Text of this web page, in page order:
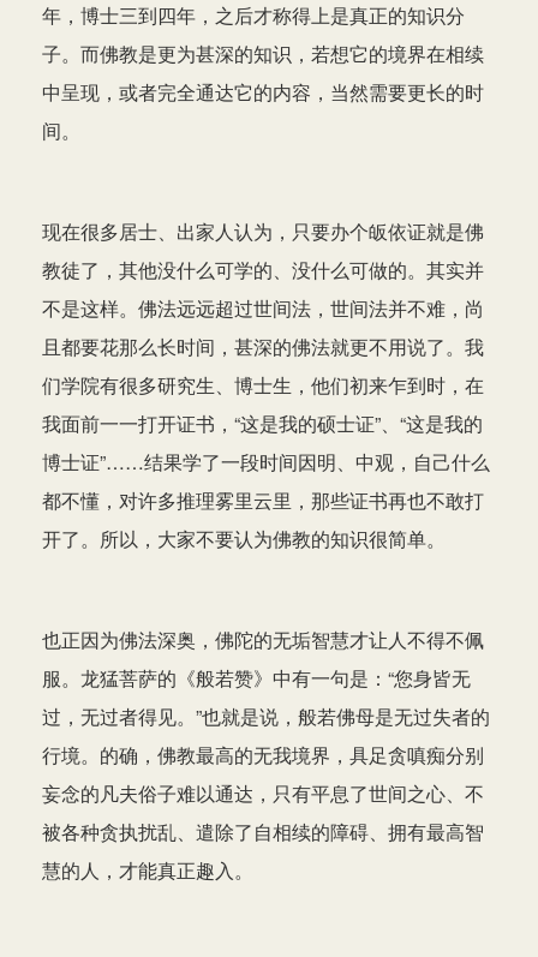
年，博士三到四年，之后才称得上是真正的知识分
子。而佛教是更为甚深的知识，若想它的境界在相续
中呈现，或者完全通达它的内容，当然需要更长的时
间。
现在很多居士、出家人认为，只要办个皈依证就是佛
教徒了，其他没什么可学的、没什么可做的。其实并
不是这样。佛法远远超过世间法，世间法并不难，尚
且都要花那么长时间，甚深的佛法就更不用说了。我
们学院有很多研究生、博士生，他们初来乍到时，在
我面前一一打开证书，“这是我的硕士证”、“这是我的
博士证”……结果学了一段时间因明、中观，自己什么
都不懂，对许多推理雾里云里，那些证书再也不敢打
开了。所以，大家不要认为佛教的知识很简单。
也正因为佛法深奥，佛陀的无垢智慧才让人不得不佩
服。龙猛菩萨的《般若赞》中有一句是：“您身皆无
过，无过者得见。”也就是说，般若佛母是无过失者的
行境。的确，佛教最高的无我境界，具足贪嗔痴分别
妄念的凡夫俗子难以通达，只有平息了世间之心、不
被各种贪执扰乱、遣除了自相续的障碍、拥有最高智
慧的人，才能真正趣入。